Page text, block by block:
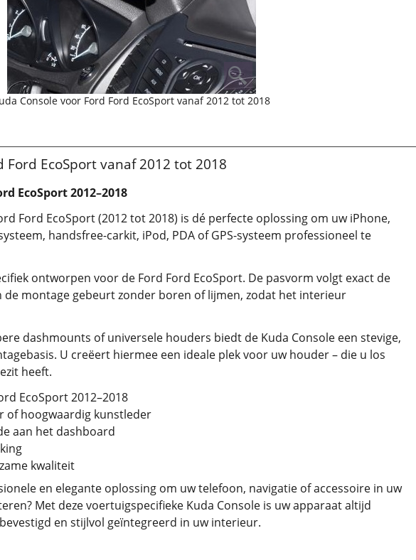
Console voor Ford Ford EcoSport vanaf 2012 tot 2018
Ford EcoSport vanaf 2012 tot 2018
EcoSport 2012–2018
Ford EcoSport (2012 tot 2018) is dé perfecte oplossing om uw iPhone,
handsfree-carkit, iPod, PDA of GPS-systeem professioneel te
ontworpen voor de Ford Ford EcoSport. De pasvorm volgt exact de
de montage gebeurt zonder boren of lijmen, zodat het interieur
dashmounts of universele houders biedt de Kuda Console een stevige,
U creëert hiermee een ideale plek voor uw houder – die u los
heeft.
EcoSport 2012–2018
of hoogwaardig kunstleder
aan het dashboard
kwaliteit
en elegante oplossing om uw telefoon, navigatie of accessoire in uw
Met deze voertuigspecifieke Kuda Console is uw apparaat altijd
en stijlvol geïntegreerd in uw interieur.